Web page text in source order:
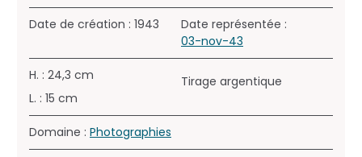
Date de création : 1943
Date représentée :
03-nov-43
H. : 24,3 cm
L. : 15 cm
Tirage argentique
Domaine : Photographies